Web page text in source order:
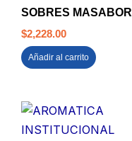
SOBRES MASABOR
$2,228.00
Añadir al carrito